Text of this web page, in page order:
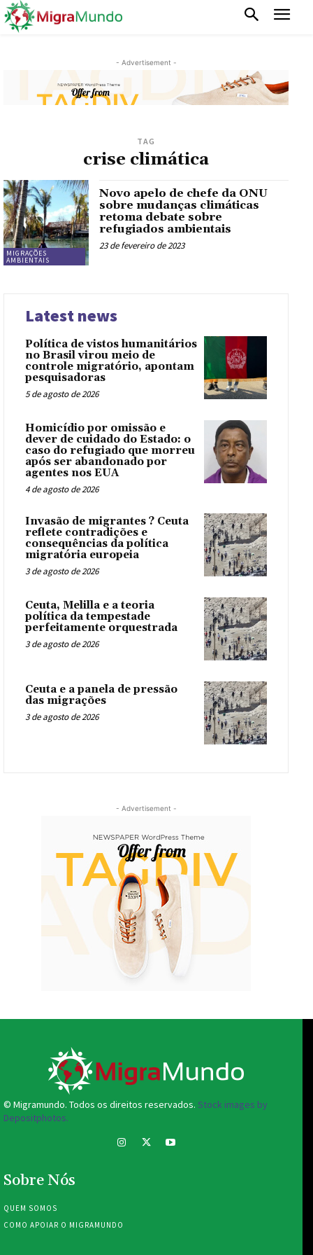
- Advertisement -
TAG
crise climática
MIGRAÇÕES
AMBIENTAIS
Novo apelo de chefe da ONU
sobre mudanças climáticas
retoma debate sobre
refugiados ambientais
23 de fevereiro de 2023
Latest news
Política de vistos humanitários
no Brasil virou meio de
controle migratório, apontam
pesquisadoras
5 de agosto de 2026
Homicídio por omissão e
dever de cuidado do Estado: o
caso do refugiado que morreu
após ser abandonado por
agentes nos EUA
4 de agosto de 2026
Invasão de migrantes ? Ceuta
reflete contradições e
consequências da política
migratória europeia
3 de agosto de 2026
Ceuta, Melilla e a teoria
política da tempestade
perfeitamente orquestrada
3 de agosto de 2026
Ceuta e a panela de pressão
das migrações
3 de agosto de 2026
- Advertisement -
© Migramundo. Todos os direitos reservados. Stock images by
Depositphotos.
Sobre Nós
QUEM SOMOS
COMO APOIAR O MIGRAMUNDO